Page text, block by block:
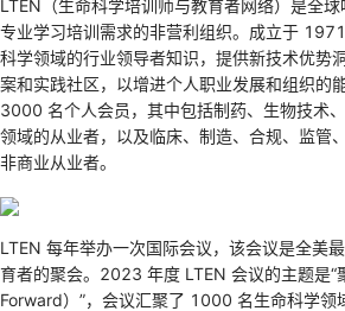
LTEN（生命科学培训师与教育者网络）是全
专业学习培训需求的非营利组织。成立于
科学领域的行业领导者知识，提供新技术优势
案和实践社区，以增进个人职业发展和组织的
3000 名个人会员，其中包括制药、生物技术
领域的从业者，以及临床、制造、合规、监管
非商业从业者。
LTEN 每年举办一次国际会议，该会议是全美
育者的聚会。2023 年度 LTEN 会议的主题是“
Forward）”，会议汇聚了 1000 名生命科学领